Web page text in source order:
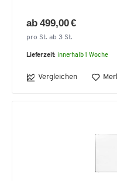
ab 499,00 €
pro St. ab 3 St.
Lieferzeit: innerhalb 1 Woche
Vergleichen